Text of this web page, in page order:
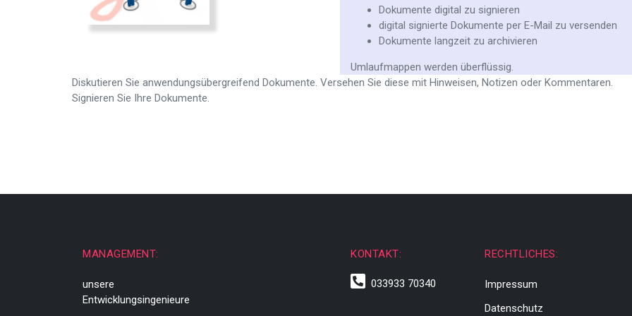
Dokumente digital zu signieren
digital signierte Dokumente per E-Mail zu versenden
Dokumente langzeit zu archivieren
Umlaufmappen werden überflüssig.
Diskutieren Sie anwendungsübergreifend Dokumente. Versehen Sie diese mit Hinweisen, Notizen oder Kommentaren.
Signieren Sie Ihre Dokumente.
MANAGEMENT:
unsere
Entwicklungsingenieure
KONTAKT:
033933 70340
RECHTLICHES:
Impressum
Datenschutz